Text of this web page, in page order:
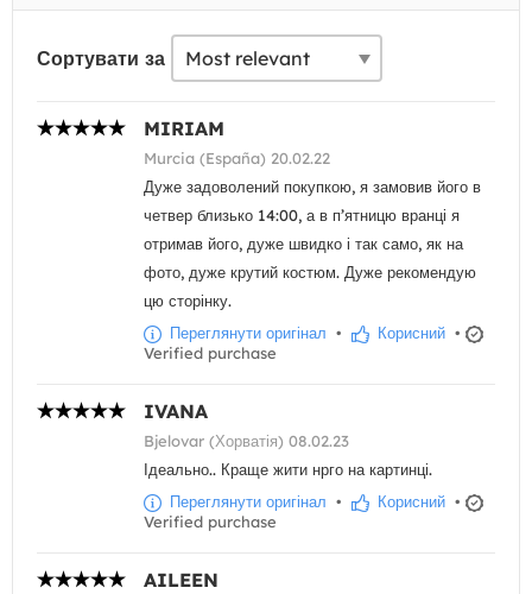
Сортувати за
MIRIAM
Murcia (España) 20.02.22
Дуже задоволений покупкою, я замовив його в
четвер близько 14:00, а в п’ятницю вранці я
отримав його, дуже швидко і так само, як на
фото, дуже крутий костюм. Дуже рекомендую
цю сторінку.
Переглянути оригінал • Корисний •
Verified purchase
IVANA
Bjelovar (Хорватія) 08.02.23
Ідеально.. Краще жити нрго на картинці.
Переглянути оригінал • Корисний •
Verified purchase
AILEEN